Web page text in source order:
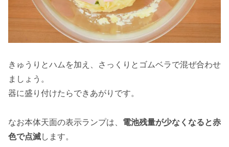
きゅうりとハムを加え、さっくりとゴムベラで混ぜ合わせ
ましょう。
器に盛り付けたらできあがりです。
なお本体天面の表示ランプは、 電池残量が少なくなると赤
色で点滅します。